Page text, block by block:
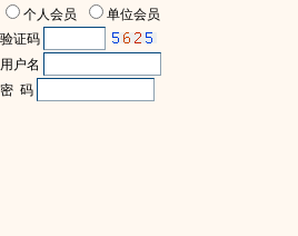
个人会员
单位会员
验证码
用户名
密 码